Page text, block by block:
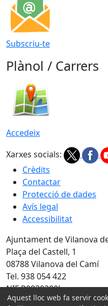
Subscriu-te
Plànol / Carrers
Accedeix
Xarxes socials:
Crèdits
Contactar
Protecció de dades
Avís legal
Accessibilitat
Ajuntament de Vilanova
Plaça del Castell, 1
08788 Vilanova del Camí
Tel. 938 054 422
NIF P0830300J
Aquest lloc web fa servir